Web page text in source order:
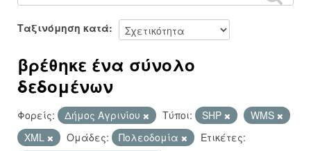
Σχετικά
Ταξινόμηση κατά
βρέθηκε ένα σύνολο
δεδομένων
Φορείς: Δήμος Αγρινίου Τύποι: SHP
WMS
XML
Ομάδες: Πολεοδομία
Ετικέτες: